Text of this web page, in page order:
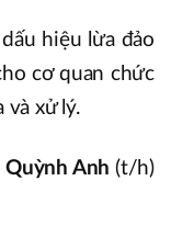
hiệu lừa đảo
cơ quan chức
và xử lý.
Quỳnh Anh (t/h)